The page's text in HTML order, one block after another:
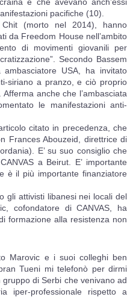
pacifiche (10).
(morto nel 2014), hanno
da Freedom House nell’ambito
di movimenti giovanili per
Secondo Bassem
ambasciatore USA, ha invitato
siriano a pranzo, e ciò proprio
anche che l’ambasciata
le manifestazioni anti-
citato in precedenza, che
Frances Abouzeid, direttrice di
E’ su suo consiglio che
a Beirut. E’ importante
è il più importante finanziatore
gli attivisti libanesi nei locali del
cofondatore di CANVAS, ha
formazione alla resistenza non
Marovic e i suoi colleghi ben
Tueni mi telefonò per dirmi
di Serbi che venivano ad
iper-professionale rispetto a